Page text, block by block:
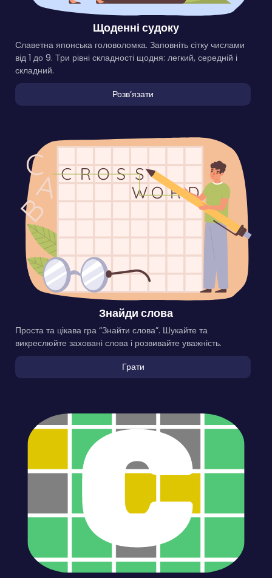
Щоденні судоку
Славетна японська головоломка. Заповніть сітку числами
від 1 до 9. Три рівні складності щодня: легкий, середній і
складний.
Розвʼязати
Знайди слова
Проста та цікава гра “Знайти слова”. Шукайте та
викреслюйте заховані слова і розвивайте уважність.
Грати